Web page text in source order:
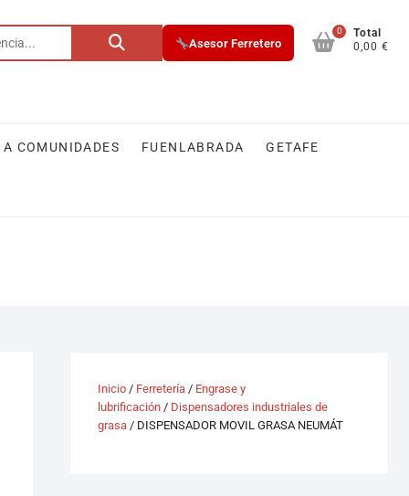
Buscar
Asesor Ferretero
0
Total
0,00 €
COMUNIDADES FUENLABRADA GETAFE
Inicio / Ferretería / Engrase y
lubrificación / Dispensadores industriales de
grasa / DISPENSADOR MOVIL GRASA NEUMÁT